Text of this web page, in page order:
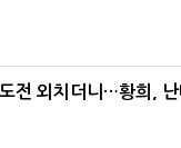
전 외치더니…황희,